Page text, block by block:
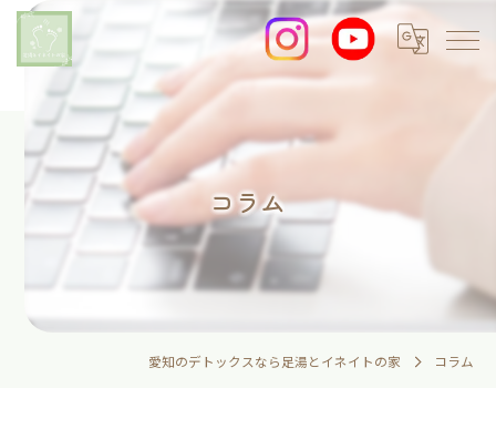
コラム
愛知のデトックスなら足湯とイネイトの家 コラム